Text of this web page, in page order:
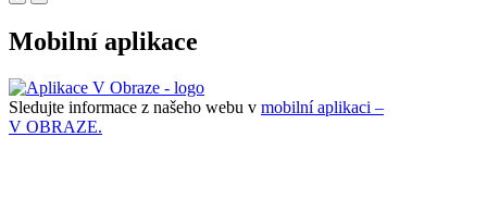
Mobilní aplikace
Sledujte informace z našeho webu v mobilní aplikaci –
V OBRAZE.